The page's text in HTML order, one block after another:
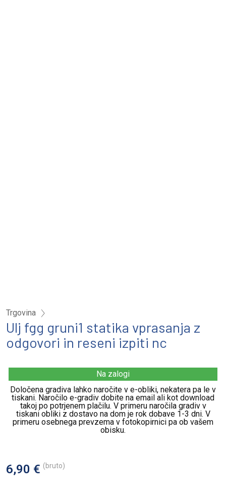
Trgovina
Ulj fgg gruni1 statika vprasanja z
odgovori in reseni izpiti nc
Na zalogi
Določena gradiva lahko naročite v e-obliki, nekatera pa le v
tiskani. Naročilo e-gradiv dobite na email ali kot download
takoj po potrjenem plačilu. V primeru naročila gradiv v
tiskani obliki z dostavo na dom je rok dobave 1-3 dni. V
primeru osebnega prevzema v fotokopirnici pa ob vašem
obisku.
6,90 € (bruto)